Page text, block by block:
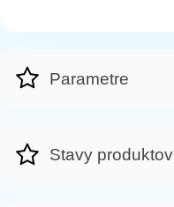
Parametre
Stavy produktov